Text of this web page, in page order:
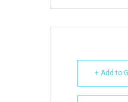
+ Add to